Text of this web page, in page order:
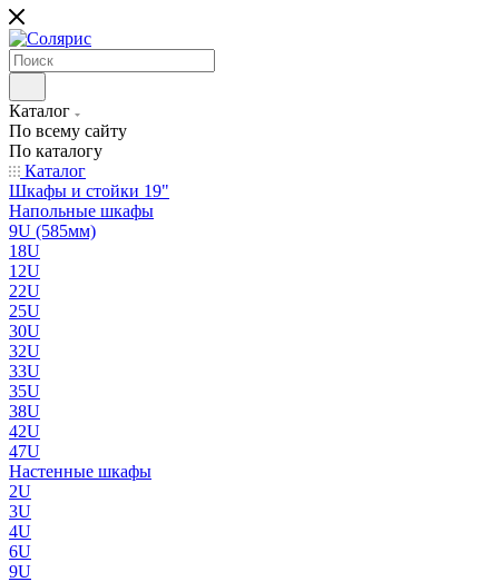
Каталог
По всему сайту
По каталогу
Каталог
Шкафы и стойки 19"
Напольные шкафы
9U (585мм)
18U
12U
22U
25U
30U
32U
33U
35U
38U
42U
47U
Настенные шкафы
2U
3U
4U
6U
9U